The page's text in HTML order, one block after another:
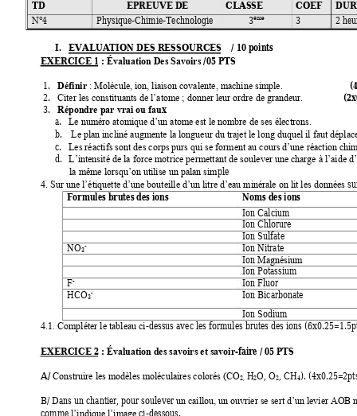
I. EVALUATION DES RESSOURCES
    / 10 points
EXERCICE 1 : Évaluation Des Savoirs /05 PTS
1. Définir : Molécule, ion, liaison covalente, machine simple.
2. Citer les constituants de l’atome ; donner leur ordre de grandeur.
3. Répondre par vrai ou faux
a.
Le numéro atomique d’un atome est le nombre de ses électrons.
b. Le plan incliné augmente la longueur du trajet le long duquel il faut
c. Les réactifs sont des corps purs qui se forment au cours d’une réaction
d. L’intensité de la force motrice permettant de soulever une charge à l’aide
la même lorsqu’on utilise un palan simple
4. Sur une l’étiquette d’une bouteille d’un litre d’eau minérale on lit les données
Formules brutes des ions Noms des ions
Ion Calcium
Ion Chlorure
Ion Sulfate
NO3-
Ion Nitrate
Ion Magnésium
Ion Potassium
F-
Ion Fluor
HCO3-
Ion Bicarbonate
Ion Sodium
4.1. Compléter le tableau ci-dessus avec les formules brutes des ions
EXERCICE 2 : Évaluation des savoirs et savoir-faire / 05 PTS
A/ Construire les modèles moléculaires colorés (CO2, H2O, O2, CH4). (4
B/ Dans un chantier, pour soulever un caillou, un ouvrier se sert d’un levier AOB
comme l’indique l’image ci-dessous.
TD EPREUVE DE CLASSE COEF
N°4 Physique-Chimie-Technologie 3éme 3 2